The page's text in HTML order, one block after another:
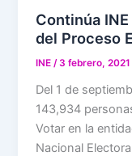
Continúa
del Proceso
INE/3 febrero, 2021
Del 1 de
143,934
Votar en la
Nacional